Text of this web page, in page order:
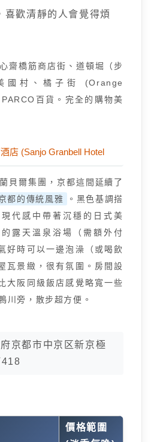
喜歡清靜的人會覺得煩
心齋橋筋商店街、道頓堀（步
國村、橘子街 (Orange
百貨。完全的購物美
店 (Sanjo Granbell Hotel
貝爾集團，京都這間延續了
都的傳統風雅
。黑色基調搭
代感中帶著沉穩的日式美
露天溫泉浴場（需額外付
好時可以一邊泡澡（或喝飲
瓦景緻，很有氛圍。房間設
大阪同級飯店感覺略寬一些
川旁，散步超方便。
京都市中京区新京極
418
價格範圍